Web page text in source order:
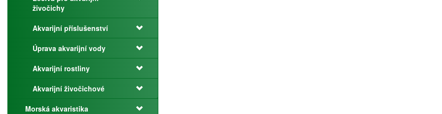
živočichy
Akvarijní příslušenství
Úprava akvarijní vody
Akvarijní rostliny
Akvarijní živočichové
Morská akvaristika